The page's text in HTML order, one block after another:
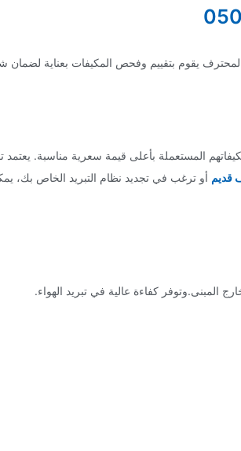
يقوم بتقييم وفحص المكيفات بعناية لضمان
المستعملة بأعلى قيمة سعرية مناسبة. يعتمد
قديم أو ترغب في تجديد نظام التبريد الخاص بك،
المبنى.وتوفر كفاءة عالية في تبريد الهواء.